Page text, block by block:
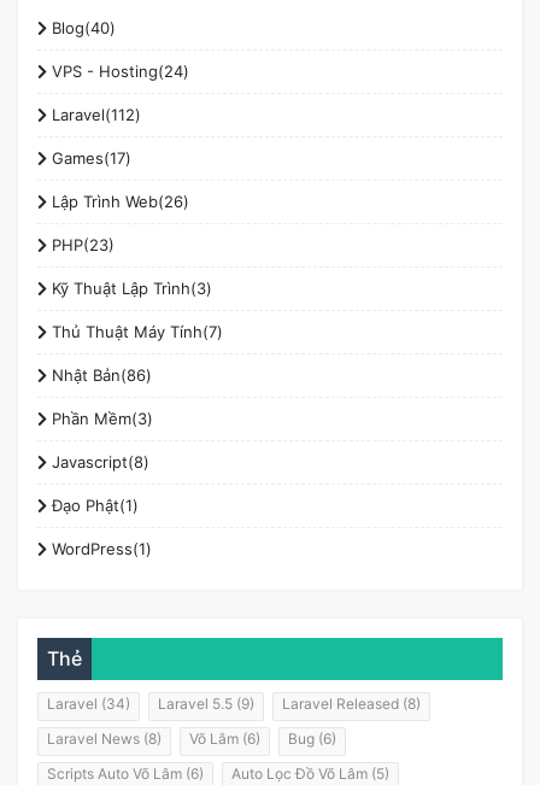
Blog(40)
VPS - Hosting(24)
Laravel(112)
Games(17)
Lập Trình Web(26)
PHP(23)
Kỹ Thuật Lập Trình(3)
Thủ Thuật Máy Tính(7)
Nhật Bản(86)
Phần Mềm(3)
Javascript(8)
Đạo Phật(1)
WordPress(1)
Thẻ
Laravel (34) Laravel 5.5 (9)
Laravel Released (8)
Laravel News (8)
Võ Lâm (6)
Bug (6)
Scripts Auto Võ Lâm (6)
Auto Lọc Đồ Võ Lâm (5)